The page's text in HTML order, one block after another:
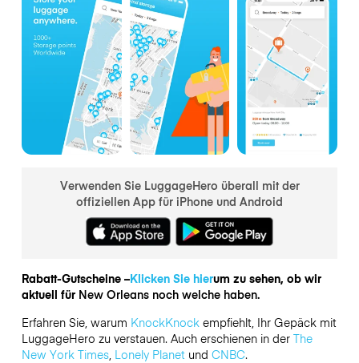
Verwenden Sie LuggageHero überall mit der
offiziellen App für iPhone und Android
Rabatt-Gutscheine –Klicken Sie hierum zu sehen, ob wir
aktuell für New Orleans noch welche haben.
Erfahren Sie, warum KnockKnockempfiehlt, Ihr Gepäck mit
LuggageHero zu verstauen. Auch erschienen in der The
New York Times, Lonely Planetund CNBC.